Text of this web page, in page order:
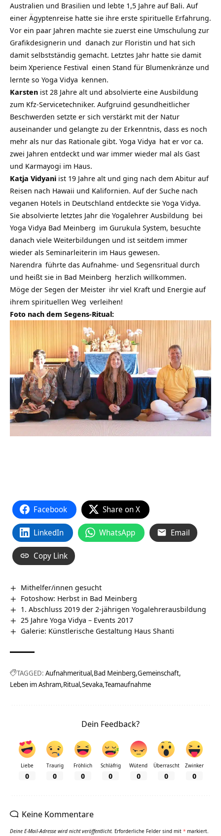
Australien und Brasilien und lebte 1,5 Jahre auf Bali. Auf
einer Ägyptenreise hatte sie ihre erste spirituelle Erfahrung.
Vor ein paar Jahren machte sie zuerst eine Umschulung zur
Grafikdesignerin und danach zur Floristin und hat sich
damit selbstständig gemacht. Letztes Jahr hatte sie damit
beim Xperience Festival einen Stand für Blumenkränze und
lernte so Yoga Vidya kennen.
Karsten ist 28 Jahre alt und absolvierte eine Ausbildung
zum Kfz-Servicetechniker. Aufgruind gesundheitlicher
Beschwerden setzte er sich verstärkt mit der Natur
auseinander und gelangte zu der Erkenntnis, dass es noch
mehr als nur das Rationale gibt. Yoga Vidya hat er vor ca.
zwei Jahren entdeckt und war immer wieder mal als Gast
und Karmayogi im Haus.
Katja Vidyani ist 19 Jahre alt und ging nach dem Abitur auf
Reisen nach Hawaii und Kalifornien. Auf der Suche nach
veganen Hotels in Deutschland entdeckte sie Yoga Vidya.
Sie absolvierte letztes Jahr die Yogalehrer Ausbildung bei
Yoga Vidya Bad Meinberg im Gurukula System, besuchte
danach viele Weiterbildungen und ist seitdem immer
wieder als Seminarleiterin im Haus gewesen.
Narendra führte das Aufnahme- und Segensritual durch
und heißt sie in Bad Meinberg herzlich willkommen.
Möge der Segen der Meister ihr viel Kraft und Energie auf
ihrem spirituellen Weg verleihen!
Foto nach dem Segens-Ritual:
Facebook Share on X
LinkedIn WhatsApp Email
Copy Link
Mithelfer/innen gesucht
Fotoshow: Herbst in Bad Meinberg
1. Abschluss 2019 der 2-jährigen Yogalehrerausbildung
25 Jahre Yoga Vidya – Events 2017
Galerie: Künstlerische Gestaltung Haus Shanti
TAGGED: Aufnahmeritual Bad Meinberg Gemeinschaft
Leben im Ashram Ritual Sevaka Teamaufnahme
Dein Feedback?
Liebe
0
Traurig
0
Fröhlich
0
Schläfrig
0
Wütend
0
Überrascht
0
Zwinker
0
Keine Kommentare
Deine E-Mail-Adresse wird nicht veröffentlicht. Erforderliche Felder sind mit * markiert.